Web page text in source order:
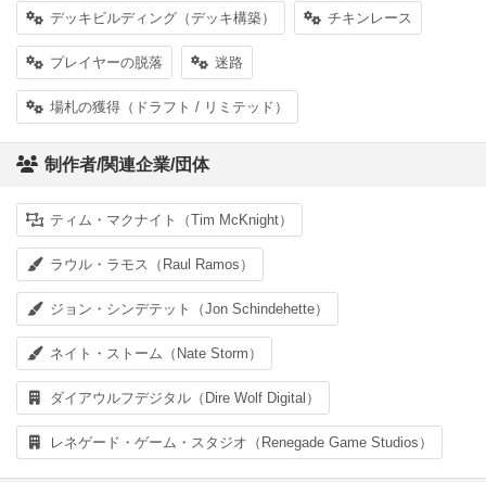
デッキビルディング（デッキ構築） チキンレース
プレイヤーの脱落 迷路
場札の獲得（ドラフト / リミテッド）
制作者/関連企業/団体
ティム・マクナイト（Tim McKnight）
ラウル・ラモス（Raul Ramos）
ジョン・シンデテット（Jon Schindehette）
ネイト・ストーム（Nate Storm）
ダイアウルフデジタル（Dire Wolf Digital）
レネゲード・ゲーム・スタジオ（Renegade Game Studios）